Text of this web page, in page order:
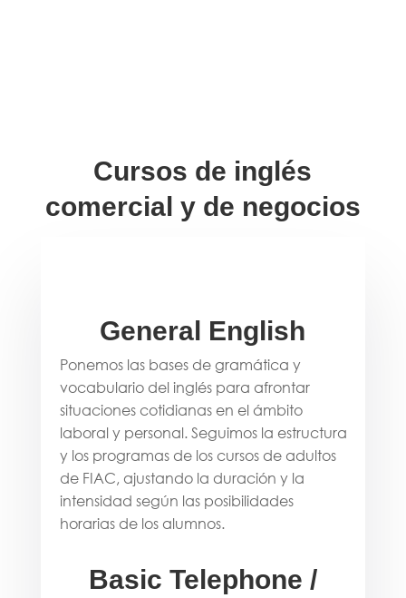
Cursos de inglés
comercial y de negocios
General English
Ponemos las bases de gramática y
vocabulario del inglés para afrontar
situaciones cotidianas en el ámbito
laboral y personal. Seguimos la estructura
y los programas de los cursos de adultos
de FIAC, ajustando la duración y la
intensidad según las posibilidades
horarias de los alumnos.
Basic Telephone /